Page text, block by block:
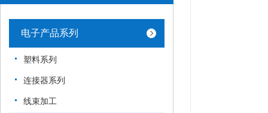
电子产品系列
塑料系列
连接器系列
线束加工